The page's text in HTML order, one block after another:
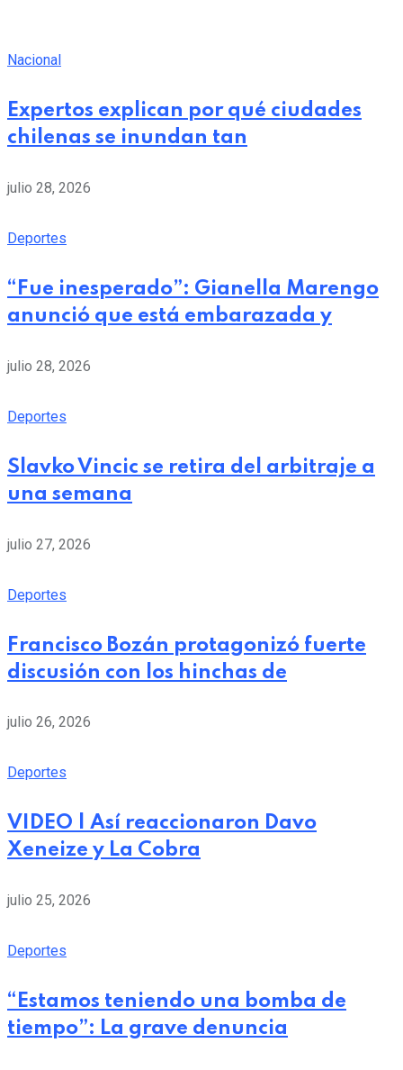
Nacional
Expertos explican por qué ciudades
chilenas se inundan tan
julio 28, 2026
Deportes
“Fue inesperado”: Gianella Marengo
anunció que está embarazada y
julio 28, 2026
Deportes
Slavko Vincic se retira del arbitraje a
una semana
julio 27, 2026
Deportes
Francisco Bozán protagonizó fuerte
discusión con los hinchas de
julio 26, 2026
Deportes
VIDEO | Así reaccionaron Davo
Xeneize y La Cobra
julio 25, 2026
Deportes
“Estamos teniendo una bomba de
tiempo”: La grave denuncia